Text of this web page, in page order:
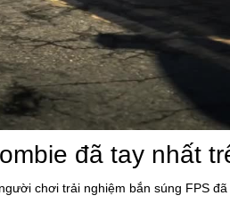
đã tay nhất
chơi trải nghiệm bắn súng FPS